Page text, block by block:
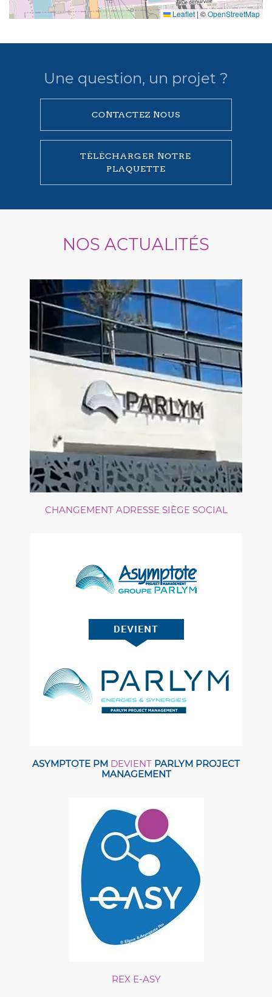
Leaflet | ©OpenStreetMap
Une question, un projet ?
CONTACTEZ NOUS
TÉLÉCHARGER NOTRE
PLAQUETTE
NOS ACTUALITÉS
CHANGEMENT ADRESSE SIÈGE SOCIAL
ASYMPTOTE PM DEVIENT PARLYM PROJECT
MANAGEMENT
REX E-ASY